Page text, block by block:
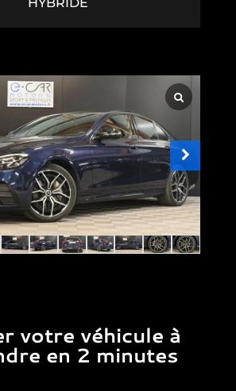
votre véhicule à
en 2 minutes